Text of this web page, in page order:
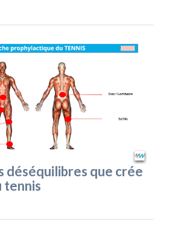
déséquilibres que crée
tennis